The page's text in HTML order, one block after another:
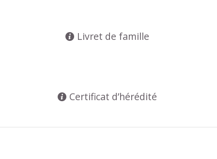
Livret de famille
Certificat d’hérédité